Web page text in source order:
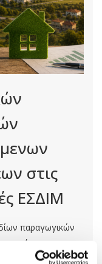
στις
ΕΣΔΙΜ
παραγωγικών
που
ΕΣΔΙΜ, σύμφωνα